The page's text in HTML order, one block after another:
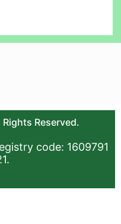
Reserved.
code: 1609791